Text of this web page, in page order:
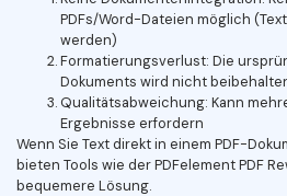
PDFs/Word-Dateien möglich
werden)
Formatierungsverlust: Die
Dokuments wird nicht
Qualitätsabweichung: Kann
Ergebnisse erfordern
Wenn Sie Text direkt in einem PDF-
bieten Tools wie der PDFelement PDF
bequemere Lösung.